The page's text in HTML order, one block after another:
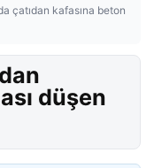
çatıdan kafasına beton
düşen